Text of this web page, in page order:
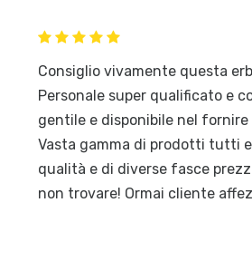
Consiglio vivamente questa
Personale super qualificato e
gentile e disponibile nel
Vasta gamma di prodotti tutti
qualità e di diverse fasce
non trovare! Ormai cliente